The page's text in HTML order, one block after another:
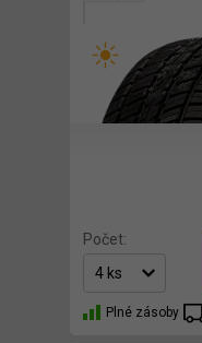
Počet:
Plné zásoby